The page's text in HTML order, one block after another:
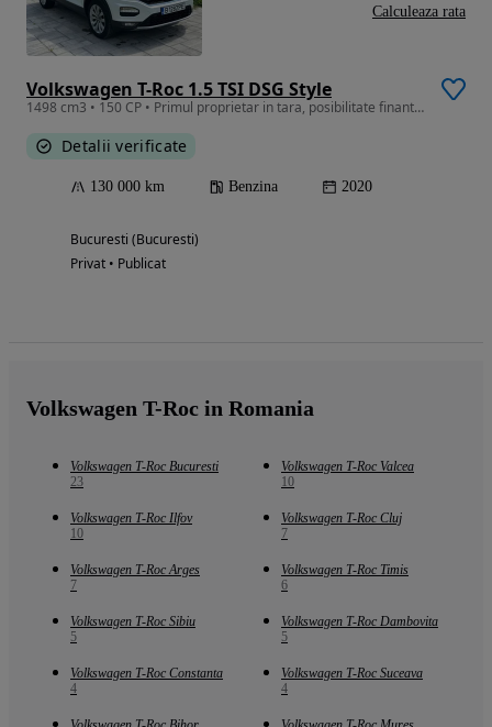
Volkswagen T-Roc 1.5 TSI DSG Style
1498 cm3 • 150 CP • Primul proprietar in tara, posibilitate finantare
Detalii verificate
130 000 km Benzina 2020
Bucuresti (Bucuresti)
Privat • Publicat
Calculeaza rata
Volkswagen T-Roc in Romania
Volkswagen T-Roc Bucuresti
23
Volkswagen T-Roc Valcea
10
Volkswagen T-Roc Ilfov
10
Volkswagen T-Roc Cluj
7
Volkswagen T-Roc Arges
7
Volkswagen T-Roc Timis
6
Volkswagen T-Roc Sibiu
5
Volkswagen T-Roc Dambovita
5
Volkswagen T-Roc Constanta
4
Volkswagen T-Roc Suceava
4